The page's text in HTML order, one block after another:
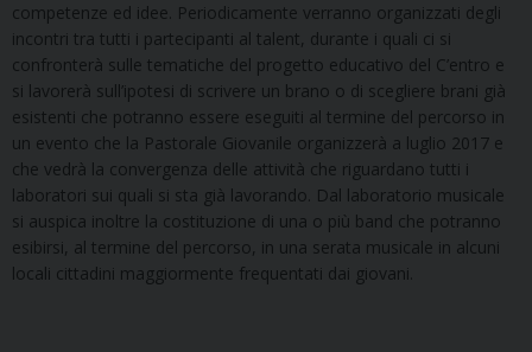
competenze ed idee. Periodicamente verranno organizzati degli
incontri tra tutti i partecipanti al talent, durante i quali ci si
confronterà sulle tematiche del progetto educativo del C’entro e
si lavorerà sull’ipotesi di scrivere un brano o di scegliere brani già
esistenti che potranno essere eseguiti al termine del percorso in
un evento che la Pastorale Giovanile organizzerà a luglio 2017 e
che vedrà la convergenza delle attività che riguardano tutti i
laboratori sui quali si sta già lavorando. Dal laboratorio musicale
si auspica inoltre la costituzione di una o più band che potranno
esibirsi, al termine del percorso, in una serata musicale in alcuni
locali cittadini maggiormente frequentati dai giovani.